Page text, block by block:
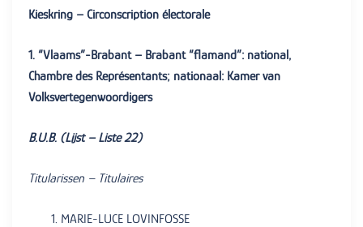
Kieskring – Circonscription électorale
1. “Vlaams”-Brabant – Brabant “flamand”: national,
Chambre des Représentants; nationaal: Kamer van
Volksvertegenwoordigers
B.U.B. (Lijst – Liste 22)
Titularissen – Titulaires
MARIE-LUCE LOVINFOSSE